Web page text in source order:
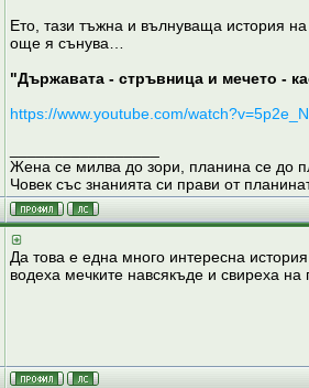
Ето, тази тъжна и вълнуваща история
още я сънува…
"Държавата - стръвница и мечето -
https://www.youtube.com/
Жена се милва до зори, планина се до
Човек със знанията си прави от
Да това е една много интересна
водеха мечките навсякъде и свиреха на